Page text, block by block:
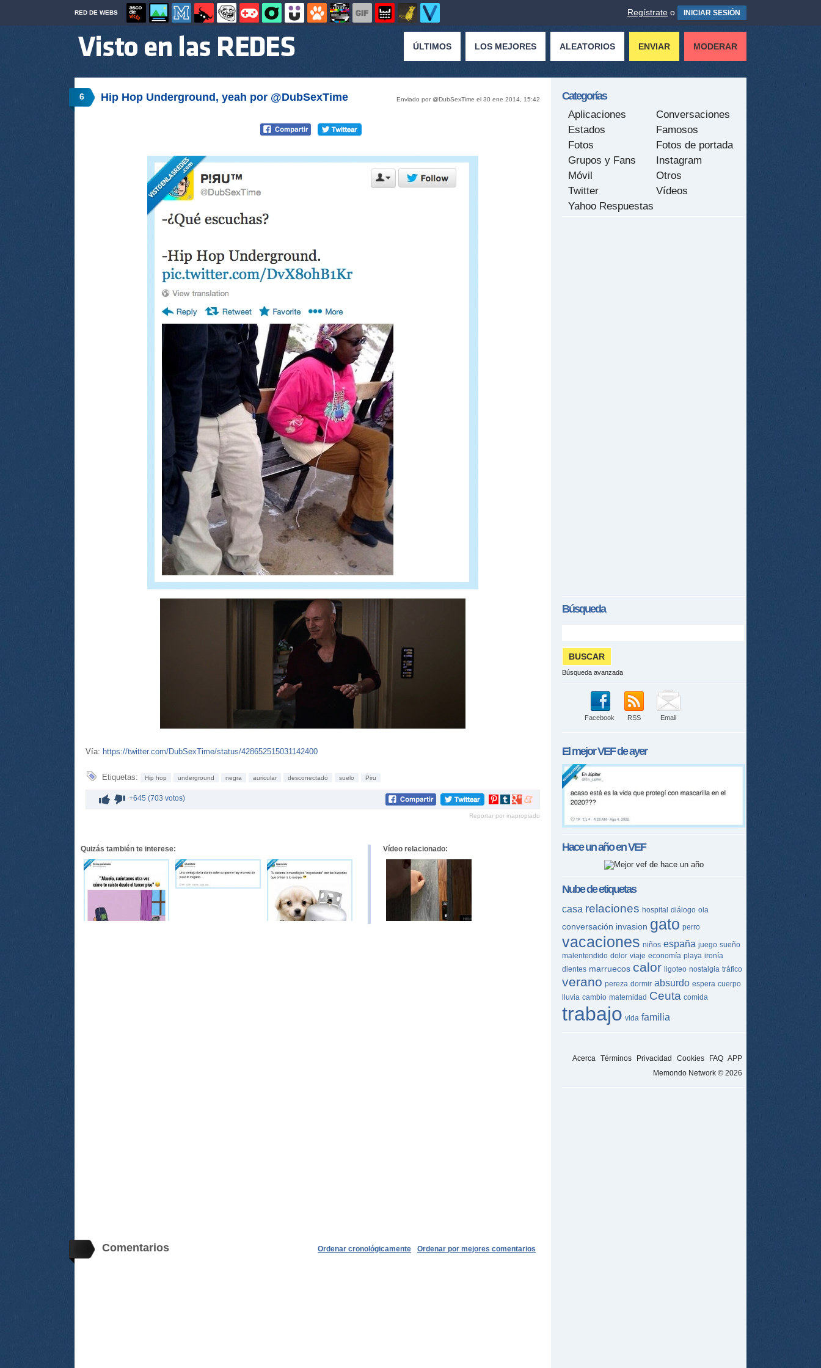
RED DE WEBS Regístrate o INICIAR SESIÓN
ÚLTIMOS LOS MEJORES ALEATORIOS ENVIAR MODERAR
6 Enviado por @DubSexTime el 30 ene 2014, 15:42
Hip Hop Underground, yeah por @DubSexTime
Vía: https://twitter.com/DubSexTime/status/428652515031142400
Etiquetas: Hip hop underground negra auricular desconectado suelo Piru
+645 (703 votos)
Compartir
Pinterest
Compartir
tumblr
Compartir
Google+
Compartir
meneame
Reportar por inapropiado
Quizás también te interese: Vídeo relacionado:
Comentarios Ordenar por mejores comentarios
Ordenar cronológicamente
Categorías
Aplicaciones
Conversaciones
Estados
Famosos
Fotos
Fotos de portada
Grupos y Fans
Instagram
Móvil
Otros
Twitter
Vídeos
Yahoo Respuestas
Búsqueda
Búsqueda avanzada
Facebook RSS Email
El mejorVEFde ayer
Hace un año enVEF
Nube de etiquetas
casa relaciones hospital diálogo ola
conversación invasion gato perro
vacaciones niños españa juego sueño
malentendido dolor viaje economía playa ironía
dientes marruecos calor ligoteo nostalgia tráfico
verano pereza dormir absurdo espera cuerpo
lluvia cambio maternidad Ceuta comida
trabajo vida familia
Acerca Términos Privacidad Cookies FAQ APP
Memondo Network © 2026